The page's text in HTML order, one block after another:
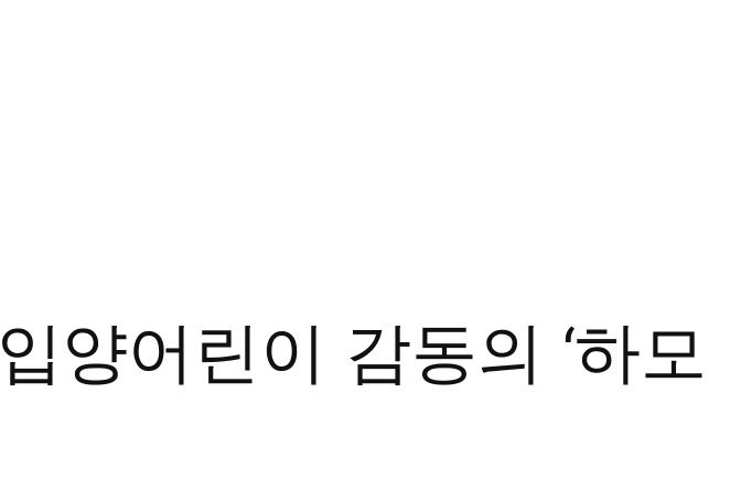
양어린이 감동의 ‘하모